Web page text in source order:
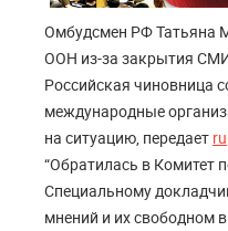
Омбудсмен РФ Татьяна
ООН из-за закрытия
Российская чиновница
международные
на ситуацию, передает
“Обратилась в Комитет
Специальному
мнений и их свободном